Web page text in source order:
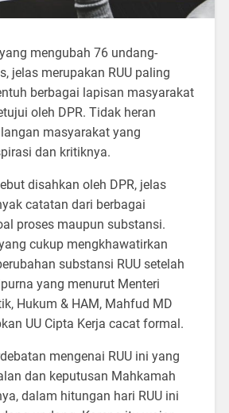
mengubah 76 undang-
jelas merupakan RUU paling
berbagai lapisan masyarakat
oleh DPR. Tidak heran
masyarakat yang
dan kritiknya.
disahkan oleh DPR, jelas
catatan dari berbagai
proses maupun substansi.
cukup mengkhawatirkan
substansi RUU setelah
yang menurut Menteri
Hukum & HAM, Mahfud MD
UU Cipta Kerja cacat formal.
mengenai RUU ini yang
dan keputusan Mahkamah
dalam hitungan hari RUU ini